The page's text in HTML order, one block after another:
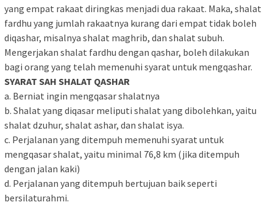
yang empat rakaat diringkas menjadi dua rakaat. Maka, shalat
fardhu yang jumlah rakaatnya kurang dari empat tidak boleh
diqashar, misalnya shalat maghrib, dan shalat subuh.
Mengerjakan shalat fardhu dengan qashar, boleh dilakukan
bagi orang yang telah memenuhi syarat untuk mengqashar.
SYARAT SAH SHALAT QASHAR
a. Berniat ingin mengqasar shalatnya
b. Shalat yang diqasar meliputi shalat yang dibolehkan, yaitu
shalat dzuhur, shalat ashar, dan shalat isya.
c. Perjalanan yang ditempuh memenuhi syarat untuk
mengqasar shalat, yaitu minimal 76,8 km (jika ditempuh
dengan jalan kaki)
d. Perjalanan yang ditempuh bertujuan baik seperti
bersilaturahmi.